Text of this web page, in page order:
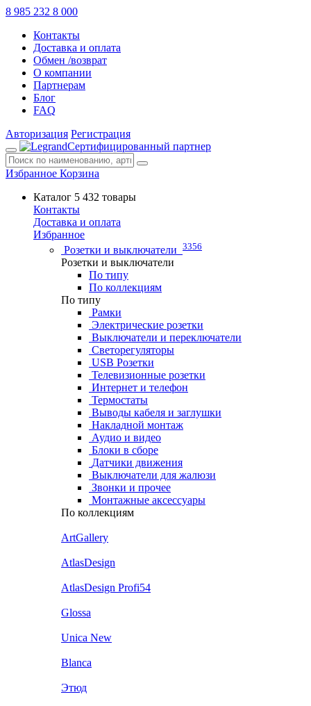
8 985 232 8 000
Контакты
Доставка и оплата
Обмен /возврат
О компании
Партнерам
Блог
FAQ
Авторизация Регистрация
Сертифицированный партнер
Избранное Корзина
Каталог 5 432 товары
Контакты
Доставка и оплата
Избранное
Розетки и выключатели 3356
Розетки и выключатели
По типу
По коллекциям
По типу
Рамки
Электрические розетки
Выключатели и переключатели
Светорегуляторы
USB Розетки
Телевизионные розетки
Интернет и телефон
Термостаты
Выводы кабеля и заглушки
Накладной монтаж
Аудио и видео
Блоки в сборе
Датчики движения
Выключатели для жалюзи
Звонки и прочее
Монтажные аксессуары
По коллекциям
ArtGallery
AtlasDesign
AtlasDesign Profi54
Glossa
Unica New
Blanca
Этюд